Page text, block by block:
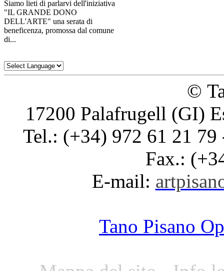
Siamo lieti di parlarvi dell'iniziativa
"IL GRANDE DONO
DELL'ARTE" una serata di
beneficenza, promossa dal comune
di...
©
17200 Palafrugell (GI)
Tel.: (+34) 972 61 21
Fax.:
E-mail:
Tano Pisano